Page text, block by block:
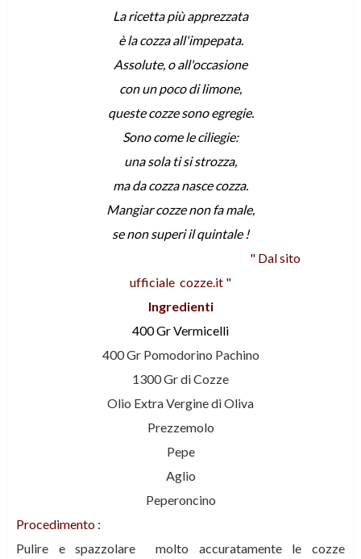
La ricetta più apprezzata
è la cozza all'impepata.
Assolute, o all'occasione
con un poco di limone,
queste cozze sono egregie.
Sono come le ciliegie:
una sola ti si strozza,
ma da cozza nasce cozza.
Mangiar cozze non fa male,
se non superi il quintale !
" Dal sito
ufficiale cozze.it "
Ingredienti
400 Gr Vermicelli
400 Gr Pomodorino Pachino
1300 Gr di Cozze
Olio Extra Vergine di Oliva
Prezzemolo
Pepe
Aglio
Peperoncino
Procedimento :
Pulire e spazzolare molto accuratamente le cozze